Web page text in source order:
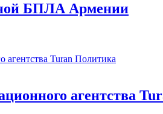
БПЛА Армении
Политика
агентства